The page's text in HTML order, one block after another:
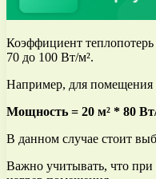
Коэффициент теплопотерь
70 до 100 Вт/м².
Например, для помещения
Мощность = 20 м² * 80
В данном случае стоит
Важно учитывать, что при